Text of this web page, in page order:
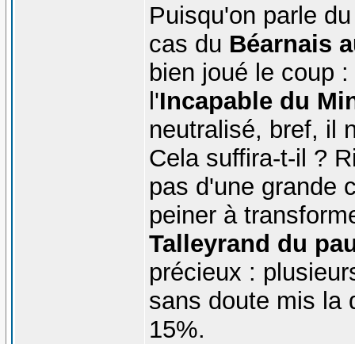
Puisqu'on parle
cas du Béarnais
bien joué le coup
l'Incapable du
neutralisé, bref, il
Cela suffira-t-il ?
pas d'une grande
peiner à
Talleyrand du
précieux :
sans doute mis la
15%.